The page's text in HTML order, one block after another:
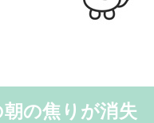
朝の焦りが消失